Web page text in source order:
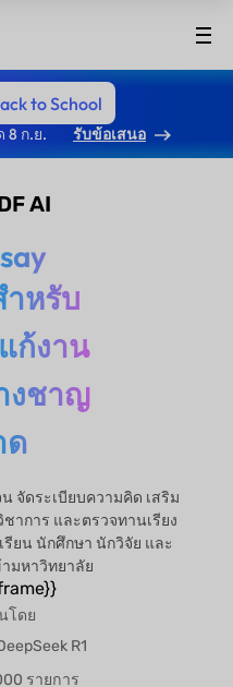
to School
8 ก.ย. รับข้อเสนอ
AI
ำหรับ
ก้งาน
งชาญ
ด
จัดระเบียบความคิด เสริม
าการ และตรวจทานเรียง
ยน นักศึกษา นักวิจัย และ
มหาวิทยาลัย